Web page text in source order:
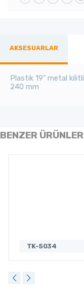
AKSESUARLAR
Plastik 19" metal kilitli
240 mm
BENZER ÜRÜNLER
TK-5034